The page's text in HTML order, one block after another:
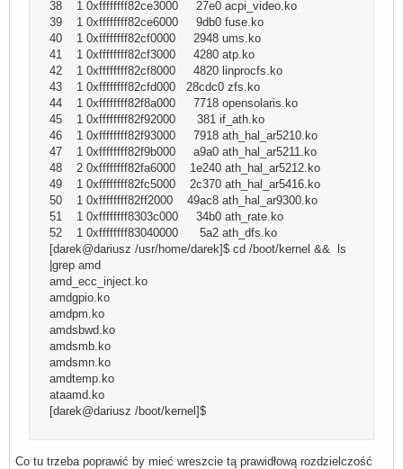
38 1 0xffffffff82ce3000 27e0 acpi_video.ko
39 1 0xffffffff82ce6000 9db0 fuse.ko
40 1 0xffffffff82cf0000 2948 ums.ko
41 1 0xffffffff82cf3000 4280 atp.ko
42 1 0xffffffff82cf8000 4820 linprocfs.ko
43 1 0xffffffff82cfd000 28cdc0 zfs.ko
44 1 0xffffffff82f8a000 7718 opensolaris.ko
45 1 0xffffffff82f92000 381 if_ath.ko
46 1 0xffffffff82f93000 7918 ath_hal_ar5210.ko
47 1 0xffffffff82f9b000 a9a0 ath_hal_ar5211.ko
48 2 0xffffffff82fa6000 1e240 ath_hal_ar5212.ko
49 1 0xffffffff82fc5000 2c370 ath_hal_ar5416.ko
50 1 0xffffffff82ff2000 49ac8 ath_hal_ar9300.ko
51 1 0xffffffff8303c000 34b0 ath_rate.ko
52 1 0xffffffff83040000 5a2 ath_dfs.ko
[darek@dariusz /usr/home/darek]$ cd /boot/kernel && ls
|grep amd
amd_ecc_inject.ko
amdgpio.ko
amdpm.ko
amdsbwd.ko
amdsmb.ko
amdsmn.ko
amdtemp.ko
ataamd.ko
[darek@dariusz /boot/kernel]$
Co tu trzeba poprawić by mieć wreszcie tą prawidłową rozdzielczość